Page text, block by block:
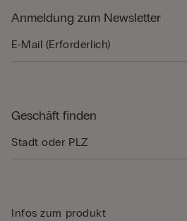
Anmeldung zum Newsletter
Geschäft finden
Infos zum produkt